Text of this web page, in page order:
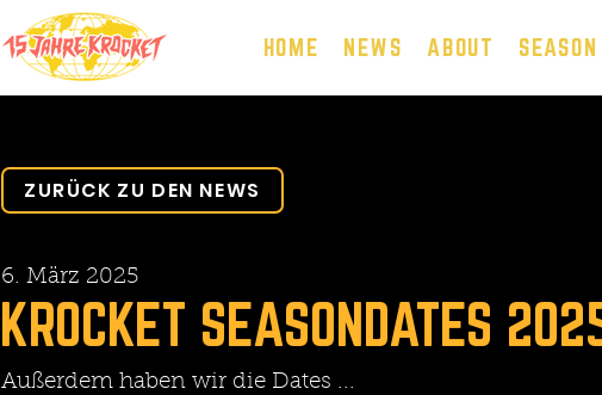
HOME NEWS ABOUT
ZURÜCK ZU DEN NEWS
KROCKET SEASONDATES
6. März 2025
Außerdem haben wir die Dates ...